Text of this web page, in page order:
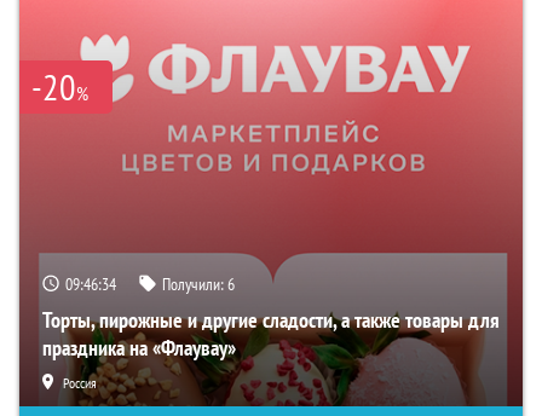
-20%
09:46:33 Получили:6
Торты, пирожные и другие сладости, а также товары для
праздника на «Флаувау»
Россия